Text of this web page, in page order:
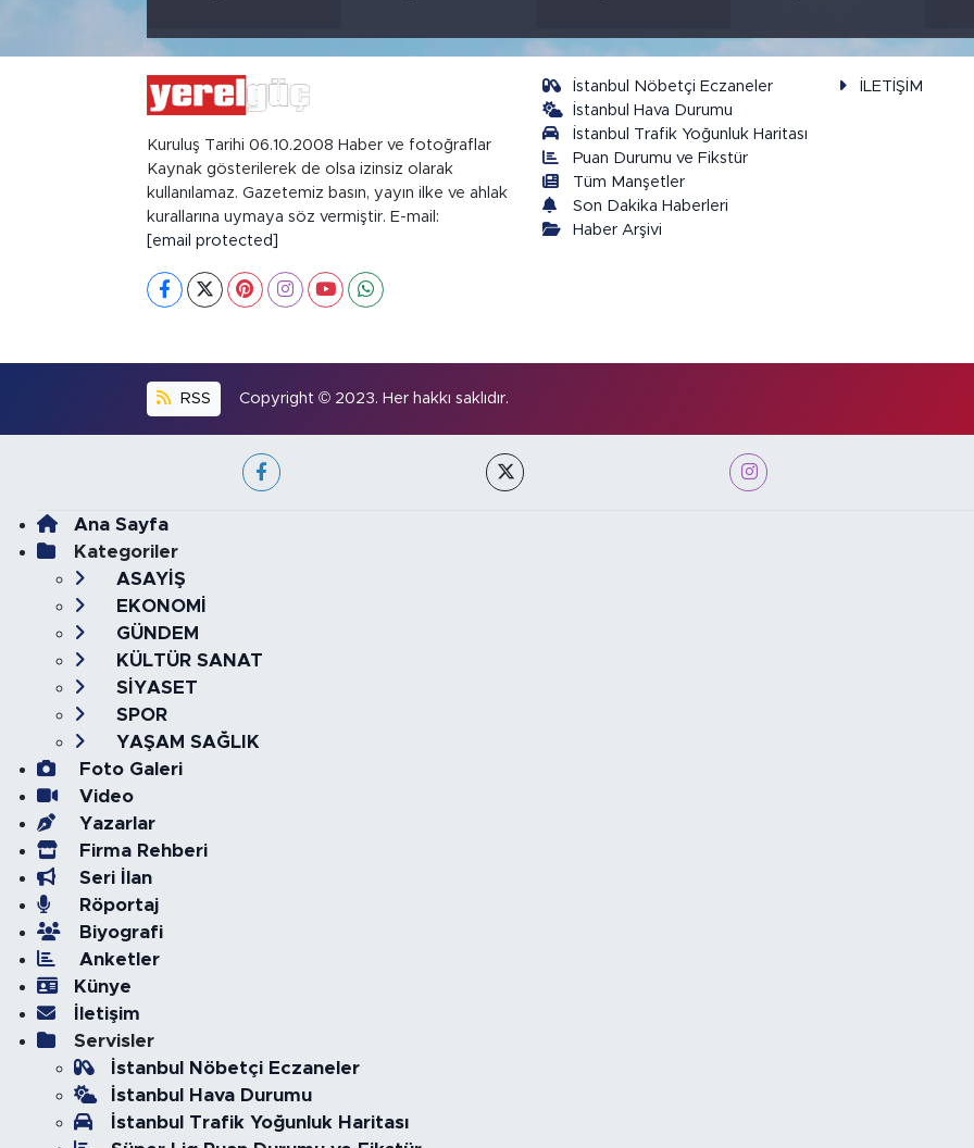
Kuruluş Tarihi 06.10.2008 Haber ve fotoğraflar
Kaynak gösterilerek de olsa izinsiz olarak
kullanılamaz. Gazetemiz basın, yayın ilke ve ahlak
kurallarına uymaya söz vermiştir. E-mail:
[email protected]
İstanbul Nöbetçi Eczaneler
İstanbul Hava Durumu
İstanbul Trafik Yoğunluk Haritası
Puan Durumu ve Fikstür
Tüm Manşetler
Son Dakika Haberleri
Haber Arşivi
İLETİŞİM
RSS Copyright © 2023. Her hakkı saklıdır.
Ana Sayfa
Kategoriler
ASAYİŞ
EKONOMİ
GÜNDEM
KÜLTÜR SANAT
SİYASET
SPOR
YAŞAM SAĞLIK
Foto Galeri
Video
Yazarlar
Firma Rehberi
Seri İlan
Röportaj
Biyografi
Anketler
Künye
İletişim
Servisler
İstanbul Nöbetçi Eczaneler
İstanbul Hava Durumu
İstanbul Trafik Yoğunluk Haritası